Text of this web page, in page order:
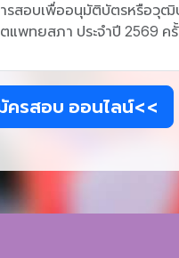
ารสอบเพื่ออนุมัติบัตรหรือวุ
แพทยสภา ประจำปี 2569 ค
ครสอบ ออนไลน์<<